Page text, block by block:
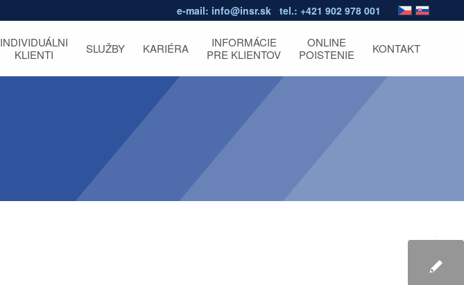
e-mail: info@insr.sk tel.: +421 902 978 001
INDIVIDUÁLNI
KLIENTI
SLUŽBY KARIÉRA
INFORMÁCIE
PRE KLIENTOV
ONLINE
POISTENIE
KONTAKT